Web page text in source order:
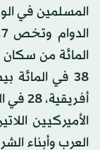
المسلمين في
المائة من سكان
العرب وأبناء